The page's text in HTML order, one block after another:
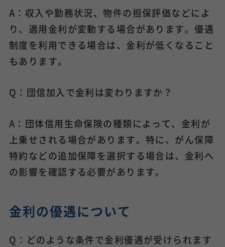
A：収入や勤務状況、物件の担保評価などによ
り、適用金利が変動する場合があります。優遇
制度を利用できる場合は、金利が低くなること
もあります。
Q：団信加入で金利は変わりますか？
A：団体信用生命保険の種類によって、金利が
上乗せされる場合があります。特に、がん保障
特約などの追加保障を選択する場合は、金利へ
の影響を確認する必要があります。
金利の優遇について
Q：どのような条件で金利優遇が受けられます